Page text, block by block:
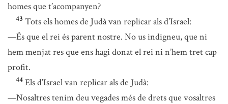
homes que t’acompanyen?
43 Tots els homes de Judà van replicar als d’Israel:
—És que el rei és parent nostre. No us indigneu, que ni
hem menjat res que ens hagi donat el rei ni n’hem tret cap
profit.
44 Els d’Israel van replicar als de Judà:
—Nosaltres tenim deu vegades més de drets que vosaltres